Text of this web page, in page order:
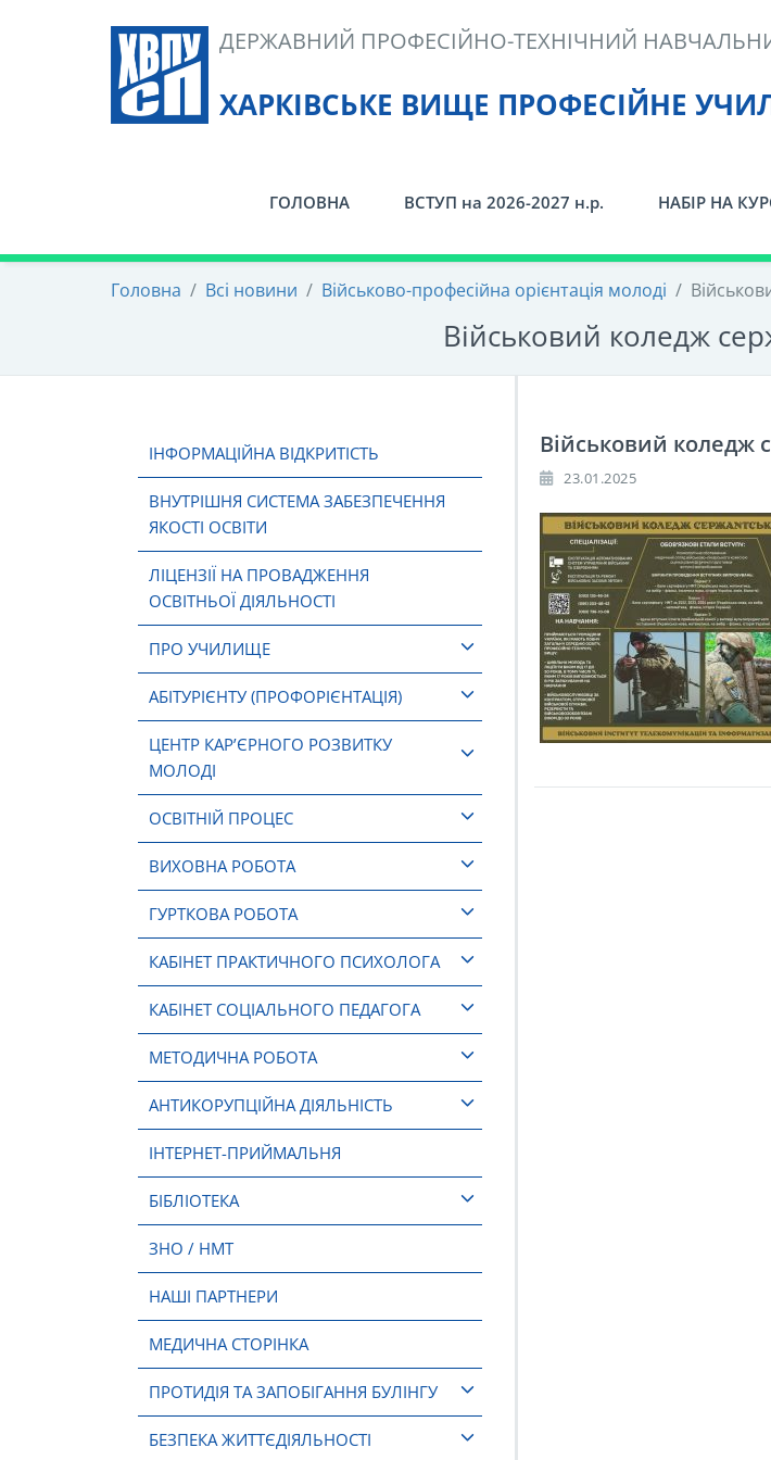
ХАРКІВСЬКЕ ВИЩЕ ПРОФЕСІЙНЕ
ДЕРЖАВНИЙ ПРОФЕСІЙНО-ТЕХНІЧНИЙ
ГОЛОВНА ВСТУП на 2026-2027 н.р. НАБІР НА
Головна / Всі новини / Військово-професійна орієнтація молоді /
Військовий коледж
ІНФОРМАЦІЙНА ВІДКРИТІСТЬ
ВНУТРІШНЯ СИСТЕМА ЗАБЕЗПЕЧЕННЯ
ЯКОСТІ ОСВІТИ
ЛІЦЕНЗІЇ НА ПРОВАДЖЕННЯ
ОСВІТНЬОЇ ДІЯЛЬНОСТІ
ПРО УЧИЛИЩЕ
АБІТУРІЄНТУ (ПРОФОРІЄНТАЦІЯ)
ЦЕНТР КАР’ЄРНОГО РОЗВИТКУ
МОЛОДІ
ОСВІТНІЙ ПРОЦЕС
ВИХОВНА РОБОТА
ГУРТКОВА РОБОТА
КАБІНЕТ ПРАКТИЧНОГО ПСИХОЛОГА
КАБІНЕТ СОЦІАЛЬНОГО ПЕДАГОГА
МЕТОДИЧНА РОБОТА
АНТИКОРУПЦІЙНА ДІЯЛЬНІСТЬ
ІНТЕРНЕТ-ПРИЙМАЛЬНЯ
БІБЛІОТЕКА
ЗНО / НМТ
НАШІ ПАРТНЕРИ
МЕДИЧНА СТОРІНКА
ПРОТИДІЯ ТА ЗАПОБІГАННЯ БУЛІНГУ
БЕЗПЕКА ЖИТТЄДІЯЛЬНОСТІ
Військовий коледж
23.01.2025